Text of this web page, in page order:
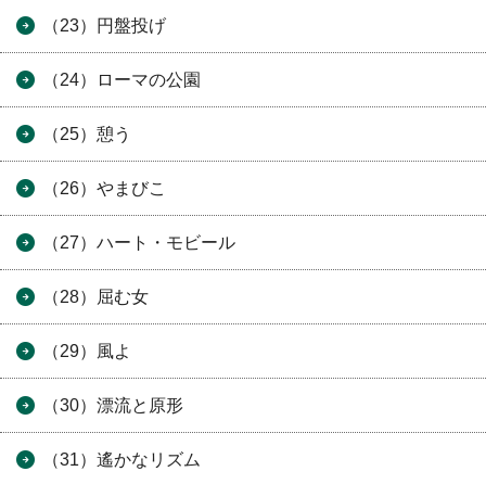
（23）円盤投げ
（24）ローマの公園
（25）憩う
（26）やまびこ
（27）ハート・モビール
（28）屈む女
（29）風よ
（30）漂流と原形
（31）遙かなリズム